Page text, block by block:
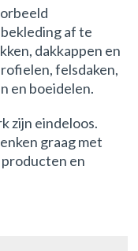
af te
dakkappen en
felsdaken,
en boeidelen.
zijn eindeloos.
graag met
en